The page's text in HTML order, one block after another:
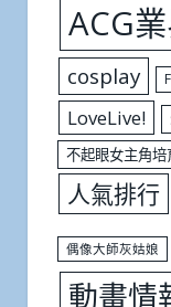
ACG
cosplay
LoveLive!
不起眼女主角培
人氣排行
偶像大師灰姑娘
動畫情